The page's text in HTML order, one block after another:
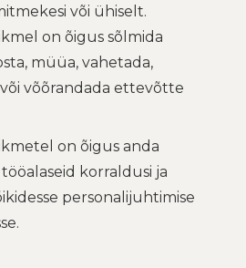
või ühiselt.
on õigus sõlmida
müüa, vahetada,
võõrandada ettevõtte
on õigus anda
korraldusi ja
personalijuhtimise